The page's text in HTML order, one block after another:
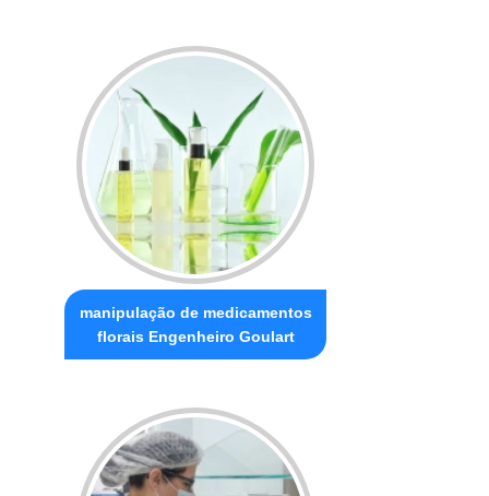
manipulação de medicamentos
florais Engenheiro Goulart